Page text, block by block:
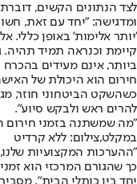
לצד הנתונים הקשים,
ומדגישה: "יחד עם זאת,
'יותר אלימות' באופן
קיימת וכנראה תמיד
ביותר, אינם מעידים
חירום הוא היכולת של
כשהשקט הביטחוני חוזר,
להרים ראש ולבקש סיוע".
"מה שמשתנה בזמני חירום
במקלט,צילום: ללא קרדיט
"ההערכות המקצועיות
כך שהגורם המרכזי הוא